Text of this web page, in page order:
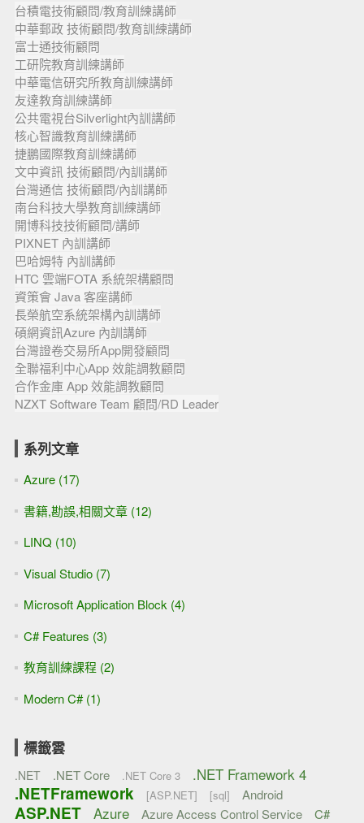
台積電技術顧問/教育訓練講師
中華郵政 技術顧問/教育訓練講師
富士通技術顧問
工研院教育訓練講師
中華電信研究所教育訓練講師
友達教育訓練講師
公共電視台Silverlight內訓講師
核心智識教育訓練講師
捷鵬國際教育訓練講師
文中資訊 技術顧問/內訓講師
台灣通信 技術顧問/內訓講師
南台科技大學教育訓練講師
開博科技技術顧問/講師
PIXNET 內訓講師
巴哈姆特 內訓講師
HTC 雲端FOTA 系統架構顧問
資策會 Java 客座講師
長榮航空系統架構內訓講師
碩網資訊Azure 內訓講師
台灣證卷交易所App開發顧問
全聯福利中心App 效能調教顧問
合作金庫 App 效能調教顧問
NZXT Software Team 顧問/RD Leader
系列文章
Azure (17)
書籍,勘誤,相關文章 (12)
LINQ (10)
Visual Studio (7)
Microsoft Application Block (4)
C# Features (3)
教育訓練課程 (2)
Modern C# (1)
標籤雲
.NET .NET Core .NET Core 3 .NET Framework 4
.NETFramework [ASP.NET] [sql] Android
ASP.NET Azure Azure Access Control Service C#